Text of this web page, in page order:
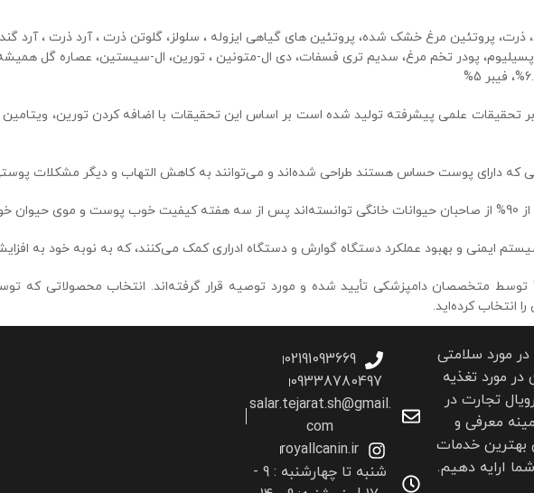
پروتئین مرغ خشک شده، پروتئین های گیاهی ایزوله ، سلولز، گلوتن ذرت ، آرد ذرت ، آرد
که دارای پوست حساس هستند طراحی شده‌اند و می‌توانند به کاهش التهاب و دیگر مشکلات
را مشاهده کنند.
ایمنی و بهبود عملکرد دستگاه گوارش و دستگاه ادراری کمک می‌کنند، که به نوبه خود به
توسط متخصصان دامپزشکی تأیید شده و مورد توصیه قرار گرفته‌اند. انتخاب محصولاتی که
انتخاب کرده‌اید.
مورد سلامتی
مورد تغذیه
تجارت در
معرفی و
بهترین خدمات
ارايه دهیم.
02191093669
09338780497
salar.tejarat.sh@gmail.
com
royallcanin.ir
شنبه تا چهارشنبه : 9 -